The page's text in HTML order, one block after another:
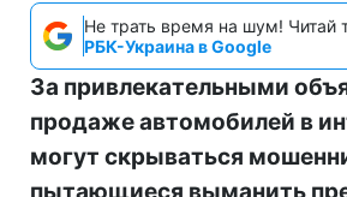
Не трать время на шум! Читай
РБК-Украина в Google
За привлекательными
продаже автомобилей в
могут скрываться
пытающиеся выманить